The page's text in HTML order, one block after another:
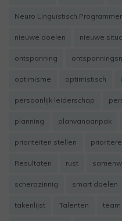
Neuro Linguïstisch
nieuwe doelen nieuwe
ontspanning
optimisme optimistisch
persoonlijk leiderschap
planning planvanaanpak
prioriteiten stellen
Resultaten rust
scherpzinnig smart doelen
takenlijst Talenten team